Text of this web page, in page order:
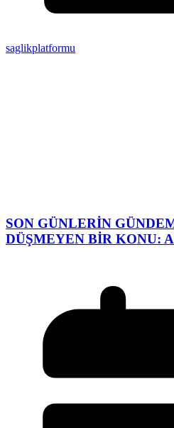
saglikplatformu
SON GÜNLERİN
DÜŞMEYEN BİR KONU: